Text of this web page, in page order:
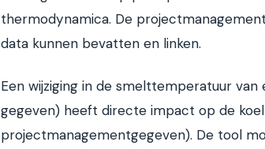
thermodynamica. De
data kunnen bevatten en linken.
Een wijziging in de smelttemperatuur
gegeven) heeft directe impact op de
projectmanagementgegeven). De tool